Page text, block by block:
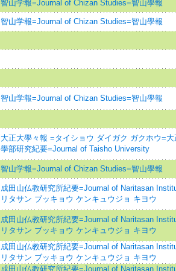
智山学報=Journal of Chizan Studies=智山學報
智山学報=Journal of Chizan Studies=智山學報
智山学報=Journal of Chizan Studies=智山學報
大正大學々報 =タイショウ ダイガク ガクホウ=
學部研究紀要=Journal of Taisho University
智山学報=Journal of Chizan Studies=智山學報
成田山仏教研究所紀要=Journal of Naritasan
リタサン ブッキョウ ケンキュウジョ キヨウ
成田山仏教研究所紀要=Journal of Naritasan
リタサン ブッキョウ ケンキュウジョ キヨウ
成田山仏教研究所紀要=Journal of Naritasan
リタサン ブッキョウ ケンキュウジョ キヨウ
成田山仏教研究所紀要=Journal of Naritasan